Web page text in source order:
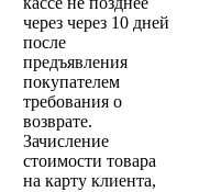
через через 10 дней
после
предъявления
покупателем
требования о
возврате.
Зачисление
стоимости товара
на карту клиента,